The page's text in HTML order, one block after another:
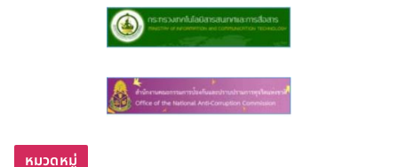
หมวดหมู่